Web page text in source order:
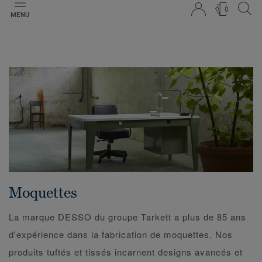
MENU
0
Moquettes
La marque DESSO du groupe Tarkett a plus de 85 ans
d'expérience dans la fabrication de moquettes. Nos
produits tuftés et tissés incarnent designs avancés et